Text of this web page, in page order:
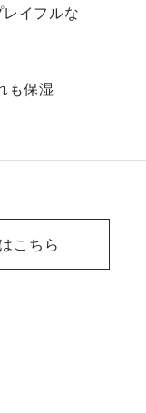
イフルな
も保湿
こちら